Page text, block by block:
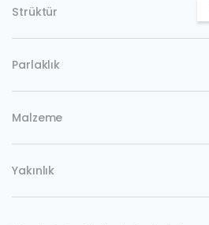
Strüktür
Parlaklık
Malzeme
Yakınlık